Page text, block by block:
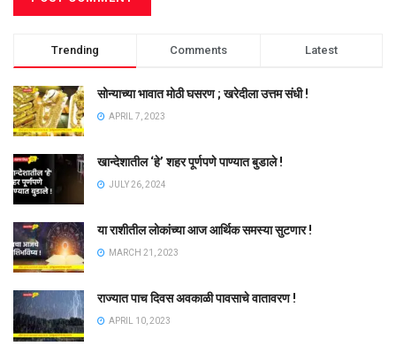
Trending Comments Latest
सोन्याच्या भावात मोठी घसरण ; खरेदीला उत्तम संधी !
APRIL 7, 2023
खान्देशातील ‘हे’ शहर पूर्णपणे पाण्यात बुडाले !
JULY 26, 2024
या राशीतील लोकांच्या आज आर्थिक समस्या सुटणार !
MARCH 21, 2023
राज्यात पाच दिवस अवकाळी पावसाचे वातावरण !
APRIL 10, 2023